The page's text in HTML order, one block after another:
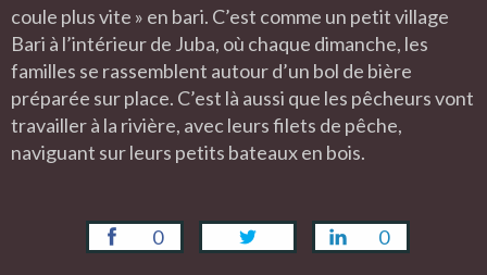
coule plus vite » en bari. C’est comme un petit village
Bari à l’intérieur de Juba, où chaque dimanche, les
familles se rassemblent autour d’un bol de bière
préparée sur place. C’est là aussi que les pêcheurs vont
travailler à la rivière, avec leurs filets de pêche,
naviguant sur leurs petits bateaux en bois.
0 0